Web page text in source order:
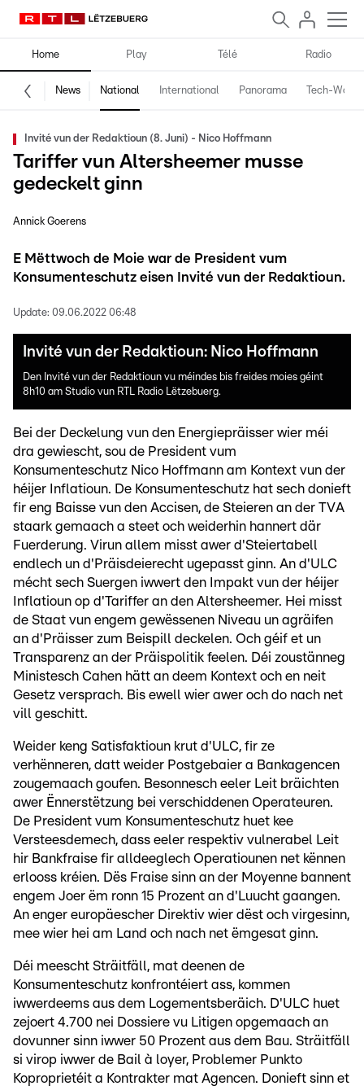
Home Play Télé Radio
News National International Panorama Tech-World
Invité vun der Redaktioun (8. Juni) - Nico Hoffmann
Tariffer vun Altersheemer musse
gedeckelt ginn
Annick Goerens
E Mëttwoch de Moie war de President vum
Konsumenteschutz eisen Invité vun der Redaktioun.
Update: 09.06.2022 06:48
Invité vun der Redaktioun: Nico Hoffmann
Den Invité vun der Redaktioun vu méindes bis freides moies géint
8h10 am Studio vun RTL Radio Lëtzebuerg.
Bei der Deckelung vun den Energiepräisser wier méi
dra gewiescht, sou de President vum
Konsumenteschutz Nico Hoffmann am Kontext vun der
héijer Inflatioun. De Konsumenteschutz hat sech donieft
fir eng Baisse vun den Accisen, de Steieren an der TVA
staark gemaach a steet och weiderhin hannert där
Fuerderung. Virun allem misst awer d'Steiertabell
endlech un d'Präisdeierecht ugepasst ginn. An d'ULC
mécht sech Suergen iwwert den Impakt vun der héijer
Inflatioun op d'Tariffer an den Altersheemer. Hei misst
de Staat vun engem gewëssenen Niveau un agräifen
an d'Präisser zum Beispill deckelen. Och géif et un
Transparenz an der Präispolitik feelen. Déi zoustänneg
Ministesch Cahen hätt an deem Kontext och en neit
Gesetz versprach. Bis ewell wier awer och do nach net
vill geschitt.
Weider keng Satisfaktioun krut d'ULC, fir ze
verhënneren, datt weider Postgebaier a Bankagencen
zougemaach goufen. Besonnesch eeler Leit bräichten
awer Ënnerstëtzung bei verschiddenen Operateuren.
De President vum Konsumenteschutz huet kee
Versteesdemech, dass eeler respektiv vulnerabel Leit
hir Bankfraise fir alldeeglech Operatiounen net kënnen
erlooss kréien. Dës Fraise sinn an der Moyenne bannent
engem Joer ëm ronn 15 Prozent an d'Luucht gaangen.
An enger europäescher Direktiv wier dëst och virgesinn,
mee wier hei am Land och nach net ëmgesat ginn.
Déi meescht Sträitfäll, mat deenen de
Konsumenteschutz konfrontéiert ass, kommen
iwwerdeems aus dem Logementsberäich. D'ULC huet
zejoert 4.700 nei Dossiere vu Litigen opgemaach an
dovunner sinn iwwer 50 Prozent aus dem Bau. Sträitfäll
si virop iwwer de Bail à loyer, Problemer Punkto
Koproprietéit a Kontrakter mat Agencen. Donieft sinn et